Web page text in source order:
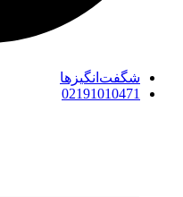
شگفت‌انگیزها
02191010471